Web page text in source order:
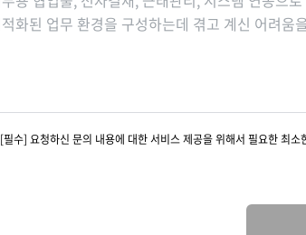
[필수] 요청하신 문의 내용에 대한 서비스 제공을 위해서 필요한 최소